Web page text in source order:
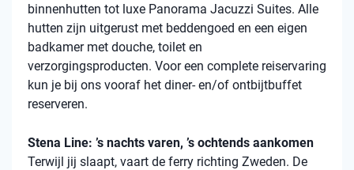
binnenhutten tot luxe Panorama Jacuzzi Suites. Alle
hutten zijn uitgerust met beddengoed en een eigen
badkamer met douche, toilet en
verzorgingsproducten. Voor een complete reiservaring
kun je bij ons vooraf het diner- en/of ontbijtbuffet
reserveren.
Stena Line: ’s nachts varen, ’s ochtends aankomen
Terwijl jij slaapt, vaart de ferry richting Zweden. De